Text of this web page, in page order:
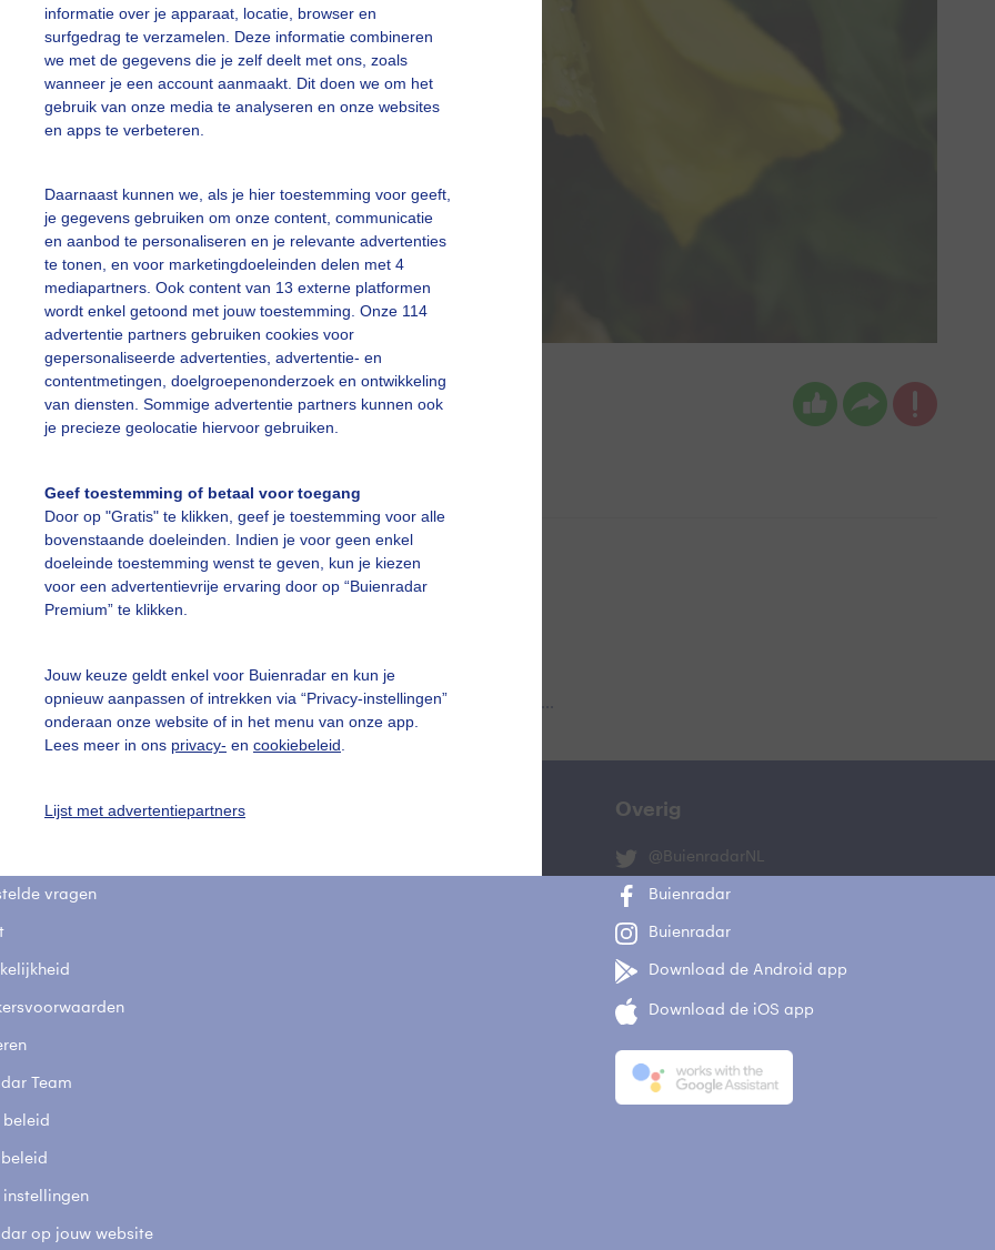
informatie over je apparaat, locatie, browser en
surfgedrag te verzamelen. Deze informatie combineren
we met de gegevens die je zelf deelt met ons, zoals
wanneer je een account aanmaakt. Dit doen we om het
gebruik van onze media te analyseren en onze websites
en apps te verbeteren.
Daarnaast kunnen we, als je hier toestemming voor geeft,
je gegevens gebruiken om onze content, communicatie
en aanbod te personaliseren en je relevante advertenties
te tonen, en voor marketingdoeleinden delen met 4
mediapartners. Ook content van 13 externe platformen
wordt enkel getoond met jouw toestemming. Onze 114
advertentie partners gebruiken cookies voor
gepersonaliseerde advertenties, advertentie- en
contentmetingen, doelgroepenonderzoek en ontwikkeling
van diensten. Sommige advertentie partners kunnen ook
je precieze geolocatie hiervoor gebruiken.
Geef toestemming of betaal voor toegang
Door op "Gratis" te klikken, geef je toestemming voor alle
bovenstaande doeleinden. Indien je voor geen enkel
doeleinde toestemming wenst te geven, kun je kiezen
voor een advertentievrije ervaring door op “Buienradar
Premium” te klikken.
Jouw keuze geldt enkel voor Buienradar en kun je
opnieuw aanpassen of intrekken via “Privacy-instellingen”
onderaan onze website of in het menu van onze app.
Lees meer in ons privacy- en cookiebeleid
Lijst met advertentiepartners
is toch gestart?
Roos Vaessen Gemaakt: 21-06-2024, 45x bekeken
slideshow
Een moment geduld aub...
vragen
Team
beleid
instellingen
op jouw website
Overig
@BuienradarNL
Buienradar
Buienradar
Download de Android app
Download de iOS app